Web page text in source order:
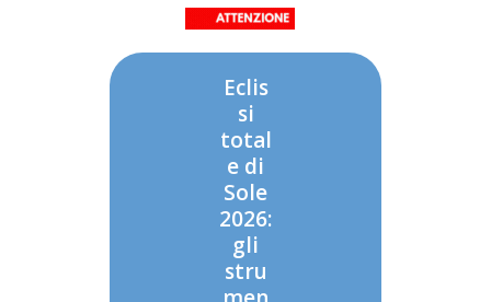
Eclis
si
total
e di
Sole
2026:
gli
stru